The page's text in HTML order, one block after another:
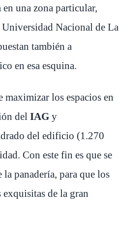
en una zona particular,
Universidad Nacional de La
también a
en esa esquina.
los espacios en
del IAG y
del edificio (1.270
Con este fin es que se
panadería, para que los
exquisitas de la gran